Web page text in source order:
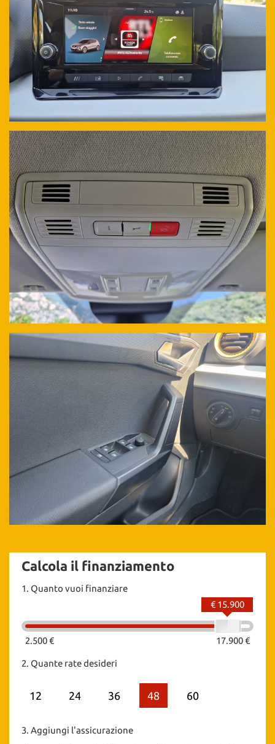
Calcola il finanziamento
1. Quanto vuoi finanziare
2.500 € 17.900 €
€ 15.900
2. Quante rate desideri
12 24 36 48 60
3. Aggiungi l'assicurazione